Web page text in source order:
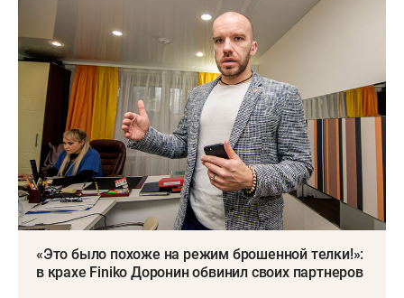
«Это было похоже на режим брошенной телки!»:
в крахе Finiko Доронин обвинил своих партнеров